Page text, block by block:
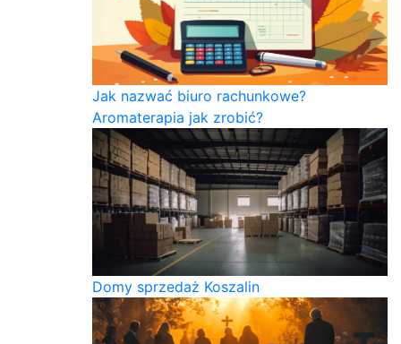
Jak nazwać biuro rachunkowe?
Aromaterapia jak zrobić?
Domy sprzedaż Koszalin